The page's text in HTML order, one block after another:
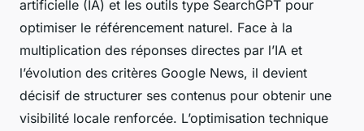
artificielle (IA) et les outils type SearchGPT pour
optimiser le référencement naturel. Face à la
multiplication des réponses directes par l’IA et
l’évolution des critères Google News, il devient
décisif de structurer ses contenus pour obtenir une
visibilité locale renforcée. L’optimisation technique